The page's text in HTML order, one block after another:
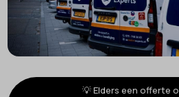
💡 Elders een offerte